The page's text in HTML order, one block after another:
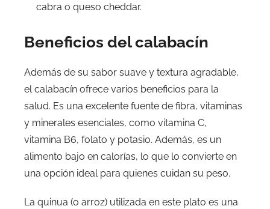
cabra o queso cheddar.
Beneficios del calabacín
Además de su sabor suave y textura agradable,
el calabacín ofrece varios beneficios para la
salud. Es una excelente fuente de fibra, vitaminas
y minerales esenciales, como vitamina C,
vitamina B6, folato y potasio. Además, es un
alimento bajo en calorías, lo que lo convierte en
una opción ideal para quienes cuidan su peso.
La quinua (o arroz) utilizada en este plato es una